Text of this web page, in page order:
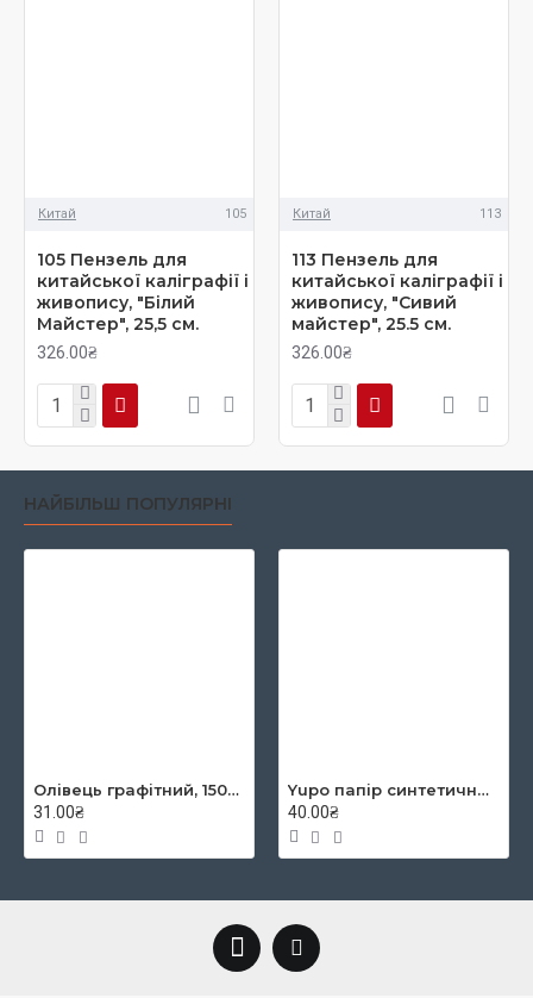
каліграфії.
колонок - це вовк) трохи жорсткіші, їх
використовують і в каліграфії і в живописі го-хуа.
Пензлі з зайця найбільш жорсткі, їх беруть
переважно саме для живопису.
писати і великі деталі, і маленькі, а маленькими
пензлями писати великі деталі не вийде. Китайські
порістий і віддасть весь пігмент назад, як тільки ви
знову почнете ними працювати. Якщо є необхідність,
можна промити милом, але обережно, без зайвих
Коли працюєте, слідкуйте за тим, щоб ворсинки в
пензлі лежали паралельно. Перед кожною лінією
бажано постійно повертати кінчик пензля в стан
“накінечник списа”.
Китай 105
105 Пензель для
китайської каліграфії і
живопису, "Білий
Майстер", 25,5 см.
326.00₴
Китай 113
113 Пензель для
китайської каліграфії і
живопису, "Сивий
майстер", 25.5 см.
326.00₴
НАЙБІЛЬШ ПОПУЛЯРНІ
Олівець графітний, 1500, 2B, KOH-I-NOOR
31.00₴
Yupo папір синтетичний YUPO-Blue 234g 300µ, 460x320 mm
40.00₴